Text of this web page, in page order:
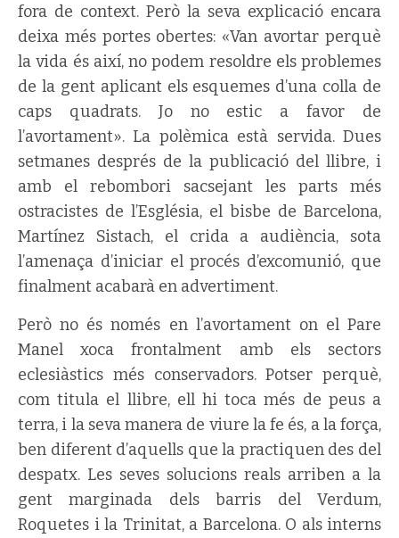
fora de context. Però la seva explicació encara
deixa més portes obertes: «Van avortar perquè
la vida és així, no podem resoldre els problemes
de la gent aplicant els esquemes d’una colla de
caps quadrats. Jo no estic a favor de
l’avortament». La polèmica està servida. Dues
setmanes després de la publicació del llibre, i
amb el rebombori sacsejant les parts més
ostracistes de l’Església, el bisbe de Barcelona,
Martínez Sistach, el crida a audiència, sota
l’amenaça d’iniciar el procés d’excomunió, que
finalment acabarà en advertiment.
Però no és només en l’avortament on el Pare
Manel xoca frontalment amb els sectors
eclesiàstics més conservadors. Potser perquè,
com titula el llibre, ell hi toca més de peus a
terra, i la seva manera de viure la fe és, a la força,
ben diferent d’aquells que la practiquen des del
despatx. Les seves solucions reals arriben a la
gent marginada dels barris del Verdum,
Roquetes i la Trinitat, a Barcelona. O als interns